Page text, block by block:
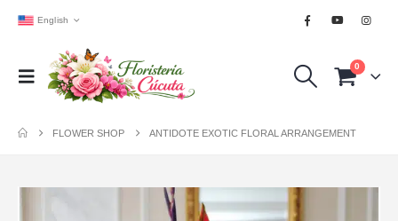
English
0
FLOWER SHOP ANTIDOTE EXOTIC FLORAL ARRANGEMENT